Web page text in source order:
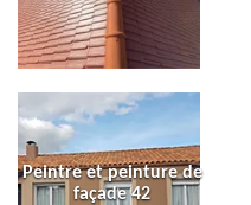
Peintre et peinture de
façade 42